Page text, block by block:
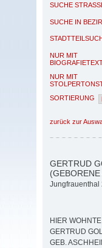
SUCHE
SUCHE IN
NUR MIT
NUR MIT
SORTIERUNG
zurück zur
GERTRUD
Jungfrauenthal
HIER WOHNTE
GERTRUD
GEB.